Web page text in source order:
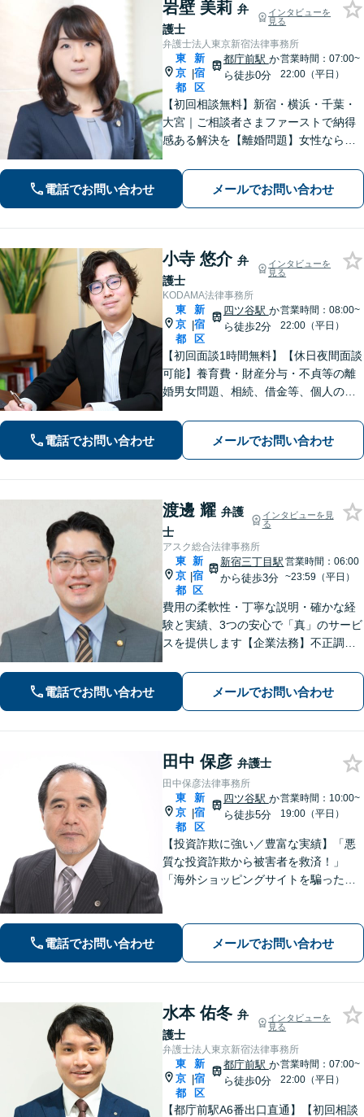
岩壁 美莉 弁
護士
インタビューを
見る
弁護士法人東京新宿法律事務所
東
京
都
|
新
宿
区
都庁前駅 か
ら徒歩0分
営業時間：07:00~
22:00（平日）
​​【初回相談無料】新宿・横浜・千葉・
大宮｜ご相談者さまファーストで納得
感ある解決を【離婚問題】女性ならで
らご相談ください【相続問題】事務所
相談実績1万件以上！様々な相続トラブ
ルをトータルサポート【都庁前駅直
結】​
電話でお問い合わせ メールでお問い合わせ
小寺 悠介 弁
護士
インタビューを
見る
KODAMA法律事務所
東
京
都
|
新
宿
区
四ツ谷駅 か
ら徒歩2分
営業時間：08:00~
22:00（平日）
【初回面談1時間無料】【休日夜間面談
可能】養育費・財産分与・不貞等の離
婚男女問題、相続、借金等、個人の法
用問題まで幅広く対応可能。迅速対
応、相手方への毅然とした粘り強い交
渉で複雑な問題解決を目指します。
電話でお問い合わせ メールでお問い合わせ
渡邊 耀 弁護
士
インタビューを見
る
アスク総合法律事務所
東
京
都
|
新
宿
区
新宿三丁目駅
から徒歩3分
営業時間：06:00
~23:59（平日）
費用の柔軟性・丁寧な説明・確かな経
験と実績、3つの安心で「真」のサービ
スを提供します【企業法務】不正調
さい【刑事事件】即日接見対応。不起
訴・減刑に向けて、元検察官がトータ
ルサポートします【新宿三丁目駅3分】
電話でお問い合わせ メールでお問い合わせ
田中 保彦 弁護士
田中保彦法律事務所
東
京
都
|
新
宿
区
四ツ谷駅 か
ら徒歩5分
営業時間：10:00~
19:00（平日）
【投資詐欺に強い／豊富な実績】「悪
質な投資詐欺から被害者を救済！」
「海外ショッピングサイトを騙った詐
少しでも多くの返金が得られるよう尽
力します！
電話でお問い合わせ メールでお問い合わせ
水本 佑冬 弁
護士
インタビューを
見る
弁護士法人東京新宿法律事務所
東
京
都
|
新
宿
区
都庁前駅 か
ら徒歩0分
営業時間：07:00~
22:00（平日）
【都庁前駅A6番出口直通】【初回相談